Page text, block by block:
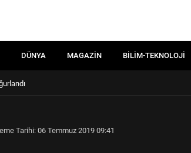
DÜNYA MAGAZIN BILIM-TEKNOLOJI
Tarihi: 06 Temmuz 2019 09:41